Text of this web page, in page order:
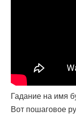
Гадание на имя
Вот пошаговое